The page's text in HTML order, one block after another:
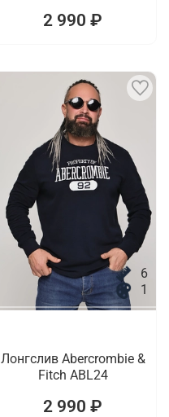
2 990 ₽
6
1
Лонгслив Abercrombie &
Fitch ABL24
2 990 ₽